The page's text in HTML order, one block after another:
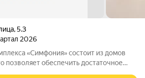
,5.3
2026
«Симфония» состоит из домов
позволяет обеспечить достаточное